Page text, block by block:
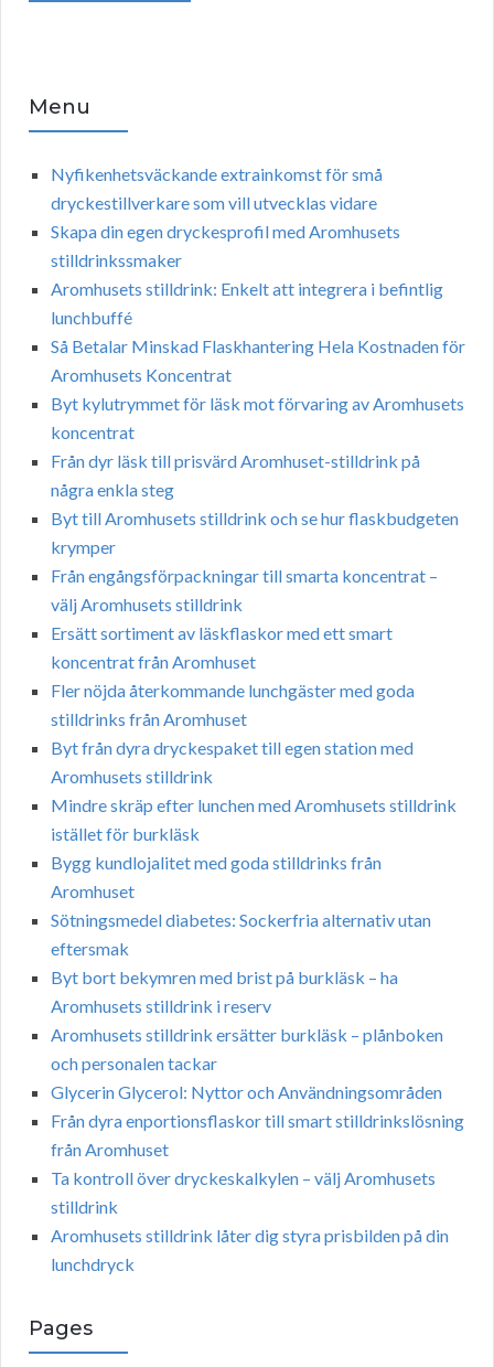
Menu
Nyfikenhetsväckande extrainkomst för små
dryckestillverkare som vill utvecklas vidare
Skapa din egen dryckesprofil med Aromhusets
stilldrinkssmaker
Aromhusets stilldrink: Enkelt att integrera i befintlig
lunchbuffé
Så Betalar Minskad Flaskhantering Hela Kostnaden för
Aromhusets Koncentrat
Byt kylutrymmet för läsk mot förvaring av Aromhusets
koncentrat
Från dyr läsk till prisvärd Aromhuset-stilldrink på
några enkla steg
Byt till Aromhusets stilldrink och se hur flaskbudgeten
krymper
Från engångsförpackningar till smarta koncentrat –
välj Aromhusets stilldrink
Ersätt sortiment av läskflaskor med ett smart
koncentrat från Aromhuset
Fler nöjda återkommande lunchgäster med goda
stilldrinks från Aromhuset
Byt från dyra dryckespaket till egen station med
Aromhusets stilldrink
Mindre skräp efter lunchen med Aromhusets stilldrink
istället för burkläsk
Bygg kundlojalitet med goda stilldrinks från
Aromhuset
Sötningsmedel diabetes: Sockerfria alternativ utan
eftersmak
Byt bort bekymren med brist på burkläsk – ha
Aromhusets stilldrink i reserv
Aromhusets stilldrink ersätter burkläsk – plånboken
och personalen tackar
Glycerin Glycerol: Nyttor och Användningsområden
Från dyra enportionsflaskor till smart stilldrinkslösning
från Aromhuset
Ta kontroll över dryckeskalkylen – välj Aromhusets
stilldrink
Aromhusets stilldrink låter dig styra prisbilden på din
lunchdryck
Pages